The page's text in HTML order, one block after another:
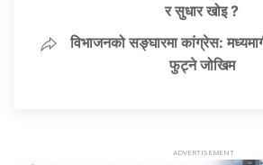
र सुधार खोइ ?
विभाजनको सङ्घारमा कांग्रेस:
फुट्ने जोखिम